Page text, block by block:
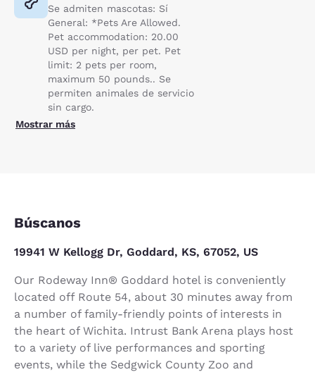
Se admiten mascotas: Sí
General: *Pets Are Allowed.
Pet accommodation: 20.00
USD per night, per pet. Pet
limit: 2 pets per room,
maximum 50 pounds.. Se
permiten animales de servicio
sin cargo.
Mostrar más
Búscanos
19941 W Kellogg Dr, Goddard, KS, 67052, US
Our Rodeway Inn® Goddard hotel is conveniently
located off Route 54, about 30 minutes away from
a number of family-friendly points of interests in
the heart of Wichita. Intrust Bank Arena plays host
to a variety of live performances and sporting
events, while the Sedgwick County Zoo and